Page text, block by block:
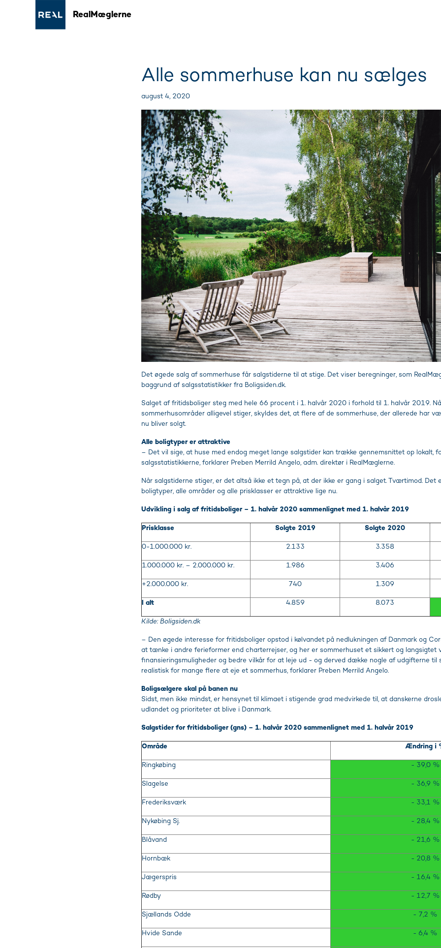
RealMæglerne
Alle sommerhuse kan nu sælges
august 4, 2020
Det øgede salg af sommerhuse får salgstiderne til at stige. Det viser beregninger, som
baggrund af salgsstatistikker fra Boligsiden.dk.
Salget af fritidsboliger steg med hele 66 procent i 1. halvår 2020 i forhold til 1. halvår 2019.
sommerhusområder alligevel stiger, skyldes det, at flere af de sommerhuse, der allerede har
nu bliver solgt.
Alle boligtyper er attraktive
– Det vil sige, at huse med endog meget lange salgstider kan trække gennemsnittet op lokalt,
salgsstatistikkerne, forklarer Preben Merrild Angelo, adm. direktør i RealMæglerne.
Når salgstiderne stiger, er det altså ikke et tegn på, at der ikke er gang i salget. Tværtimod. Det
boligtyper, alle områder og alle prisklasser er attraktive lige nu.
Udvikling i salg af fritidsboliger – 1. halvår 2020 sammenlignet med 1. halvår 2019
Prisklasse Solgte 2019 Solgte 2020
0-1.000.000 kr. 2.133 3.358
1.000.000 kr. – 2.000.000 kr. 1.986 3.406
+2.000.000 kr. 740 1.309
I alt 4.859 8.073
Kilde: Boligsiden.dk
– Den øgede interesse for fritidsboliger opstod i kølvandet på nedlukningen af Danmark og
at tænke i andre ferieformer end charterrejser, og her er sommerhuset et sikkert og langsigtet
finansieringsmuligheder og bedre vilkår for at leje ud - og derved dække nogle af udgifterne til
realistisk for mange flere at eje et sommerhus, forklarer Preben Merrild Angelo.
Boligsælgere skal på banen nu
Sidst, men ikke mindst, er hensynet til klimaet i stigende grad medvirkede til, at danskerne
udlandet og prioriteter at blive i Danmark.
Salgstider for fritidsboliger (gns) – 1. halvår 2020 sammenlignet med 1. halvår 2019
Område Ændring i
Ringkøbing - 39,0 %
Slagelse - 36,9 %
Frederiksværk - 33,1 %
Nykøbing Sj. - 28,4 %
Blåvand - 21,6 %
Hornbæk - 20,8 %
Jægerspris - 16,4 %
Rødby - 12,7 %
Sjællands Odde - 7,2 %
Hvide Sande - 6,4 %